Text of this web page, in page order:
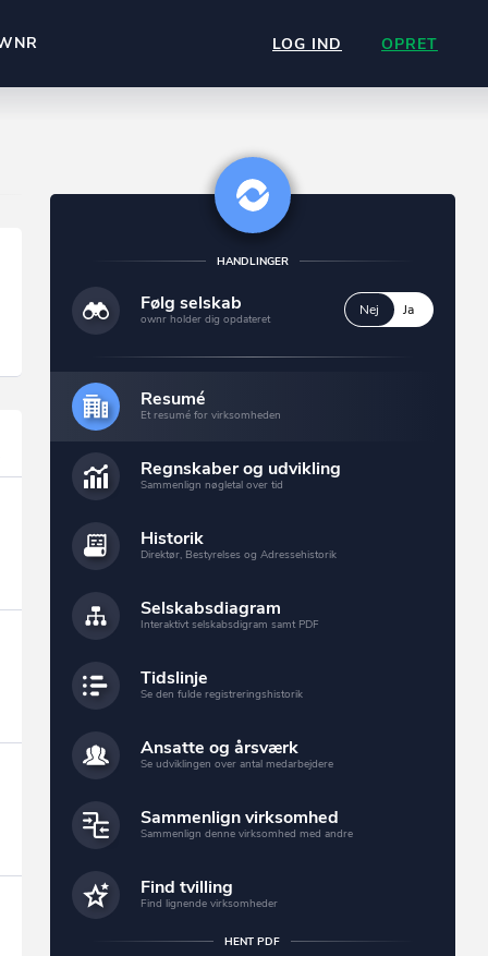
LOG IND OPRET
HANDLINGER
Følg selskab
ownr holder dig opdateret
Nej Ja
Resumé
Et resumé for virksomheden
Regnskaber og udvikling
Sammenlign nøgletal over tid
Historik
Direktør, Bestyrelses og Adressehistorik
Selskabsdiagram
Interaktivt selskabsdigram samt PDF
Tidslinje
Se den fulde registreringshistorik
Ansatte og årsværk
Se udviklingen over antal medarbejdere
Sammenlign virksomhed
Sammenlign denne virksomhed med andre
Find tvilling
Find lignende virksomheder
HENT PDF